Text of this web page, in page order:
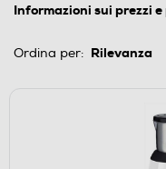
Informazioni sui prezzi
Ordina per: